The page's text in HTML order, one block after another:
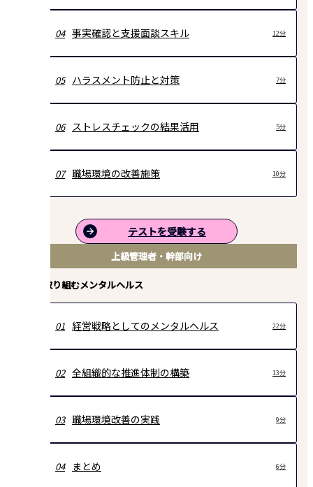
04 事実確認と支援面談スキル 12分
05 ハラスメント防止と対策 7分
06 ストレスチェックの結果活用 5分
07 職場環境の改善施策 10分
テストを受験する
上級管理者・幹部向け
組織で取り組むメンタルヘルス
01 経営戦略としてのメンタルヘルス 22分
02 全組織的な推進体制の構築 13分
03 職場環境改善の実践 9分
04 まとめ 6分